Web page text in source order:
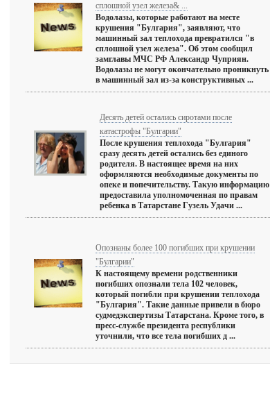
сплошной узел железа& ...
Водолазы, которые работают на месте
крушения "Булгария", заявляют, что
машинный зал теплохода превратился "в
сплошной узел железа". Об этом сообщил
замглавы МЧС РФ Александр Чуприян.
Водолазы не могут окончательно проникнуть
в машинный зал из-за конструктивных ...
Десять детей остались сиротами после
катастрофы "Булгарии"
После крушения теплохода "Булгария"
сразу десять детей остались без единого
родителя. В настоящее время на них
оформляются необходимые документы по
опеке и попечительству. Такую информацию
предоставила уполномоченная по правам
ребенка в Татарстане Гузель Удачи ...
Опознаны более 100 погибших при крушении
"Булгарии"
К настоящему времени родственники
погибших опознали тела 102 человек,
который погибли при крушении теплохода
"Булгария". Такие данные привели в бюро
судмедэкспертизы Татарстана. Кроме того, в
пресс-службе президента республики
уточнили, что все тела погибших д ...